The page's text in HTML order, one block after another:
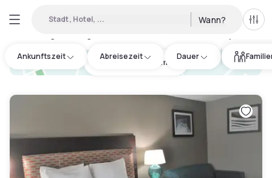
Stadt, Hotel, ... Wann? Alle
Ankunftszeit Abreisezeit Dauer
hotel.cta.view_map